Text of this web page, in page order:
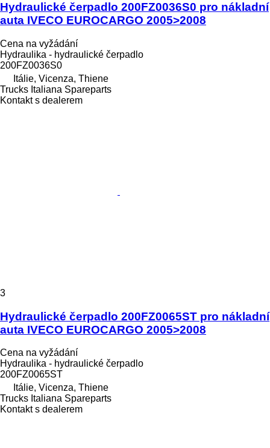
Hydraulické čerpadlo 200FZ0036S0 pro nákladní
auta IVECO EUROCARGO 2005>2008
Cena na vyžádání
Hydraulika - hydraulické čerpadlo
200FZ0036S0
Itálie, Vicenza, Thiene
Trucks Italiana Spareparts
Kontakt s dealerem
3
Hydraulické čerpadlo 200FZ0065ST pro nákladní
auta IVECO EUROCARGO 2005>2008
Cena na vyžádání
Hydraulika - hydraulické čerpadlo
200FZ0065ST
Itálie, Vicenza, Thiene
Trucks Italiana Spareparts
Kontakt s dealerem